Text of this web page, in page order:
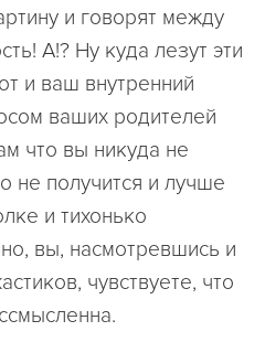
и говорят между
А!? Ну куда лезут эти
и ваш внутренний
ваших родителей
что вы никуда не
не получится и лучше
и тихонько
вы, насмотревшись и
чувствуете, что